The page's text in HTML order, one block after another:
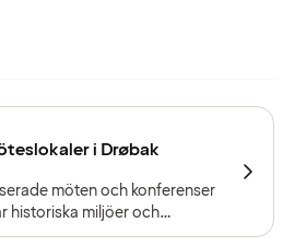
i Drøbak
möten och konferenser
historiska miljöer och
en upplevelse som